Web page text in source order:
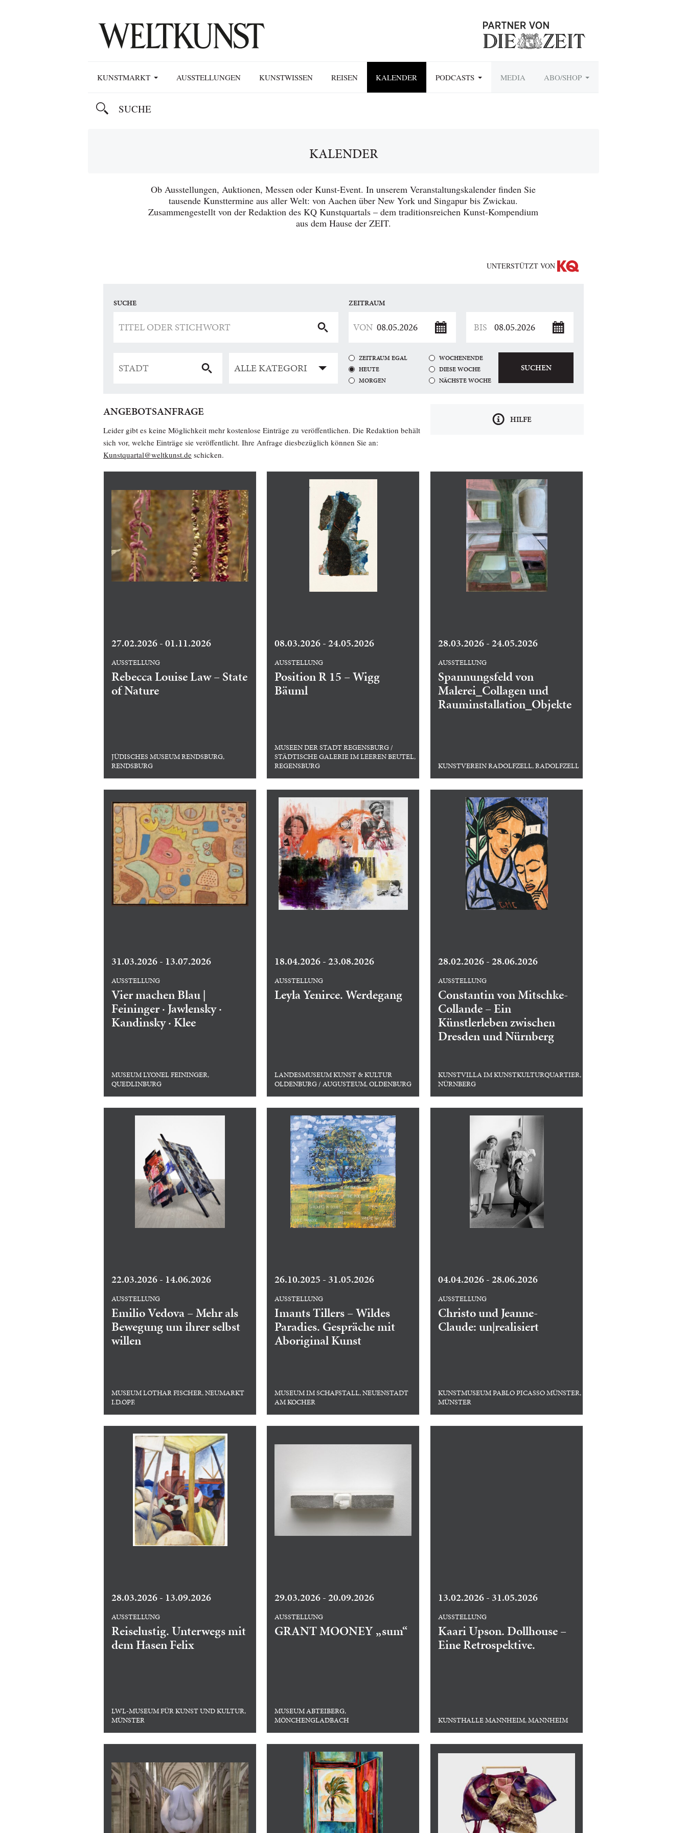
KUNSTMARKT AUSSTELLUNGEN KUNSTWISSEN REISEN KALENDER PODCASTS MEDIA ABO/SHOP
KALENDER
Ob Ausstellungen, Auktionen, Messen oder Kunst-Event. In unserem Veranstaltungskalender finden Sie
tausende Kunsttermine aus aller Welt: von Aachen über New York und Singapur bis Zwickau.
Zusammengestellt von der Redaktion des KQ Kunstquartals – dem traditionsreichen Kunst-Kompendium
aus dem Hause der ZEIT.
UNTERSTÜTZT VON
SUCHE ZEITRAUM
ZEITRAUM EGAL
HEUTE
MORGEN
WOCHENENDE
DIESE WOCHE
NÄCHSTE WOCHE
SUCHEN
ANGEBOTSANFRAGE
Leider gibt es keine Möglichkeit mehr kostenlose Einträge zu veröffentlichen. Die Redaktion behält
sich vor, welche Einträge sie veröffentlicht. Ihre Anfrage diesbezüglich können Sie an:
Kunstquartal@weltkunst.de schicken.
HILFE
27.02.2026 - 01.11.2026
AUSSTELLUNG
Rebecca Louise Law – State
of Nature
JÜDISCHES MUSEUM RENDSBURG,
RENDSBURG
08.03.2026 - 24.05.2026
AUSSTELLUNG
Position R 15 – Wigg
Bäuml
MUSEEN DER STADT REGENSBURG /
STÄDTISCHE GALERIE IM LEEREN BEUTEL,
REGENSBURG
28.03.2026 - 24.05.2026
AUSSTELLUNG
Spannungsfeld von
Malerei_Collagen und
Rauminstallation_Objekte
KUNSTVEREIN RADOLFZELL, RADOLFZELL
31.03.2026 - 13.07.2026
AUSSTELLUNG
Vier machen Blau |
Feininger · Jawlensky ·
Kandinsky · Klee
MUSEUM LYONEL FEININGER,
QUEDLINBURG
18.04.2026 - 23.08.2026
AUSSTELLUNG
Leyla Yenirce. Werdegang
LANDESMUSEUM KUNST & KULTUR
OLDENBURG / AUGUSTEUM, OLDENBURG
28.02.2026 - 28.06.2026
AUSSTELLUNG
Constantin von Mitschke-
Collande – Ein
Künstlerleben zwischen
Dresden und Nürnberg
KUNSTVILLA IM KUNSTKULTURQUARTIER,
NÜRNBERG
22.03.2026 - 14.06.2026
AUSSTELLUNG
Emilio Vedova – Mehr als
Bewegung um ihrer selbst
willen
MUSEUM LOTHAR FISCHER, NEUMARKT
I.D.OPF.
26.10.2025 - 31.05.2026
AUSSTELLUNG
Imants Tillers – Wildes
Paradies. Gespräche mit
Aboriginal Kunst
MUSEUM IM SCHAFSTALL, NEUENSTADT
AM KOCHER
04.04.2026 - 28.06.2026
AUSSTELLUNG
Christo und Jeanne-
Claude: un|realisiert
KUNSTMUSEUM PABLO PICASSO MÜNSTER,
MÜNSTER
28.03.2026 - 13.09.2026
AUSSTELLUNG
Reiselustig. Unterwegs mit
dem Hasen Felix
LWL-MUSEUM FÜR KUNST UND KULTUR,
MÜNSTER
29.03.2026 - 20.09.2026
AUSSTELLUNG
GRANT MOONEY „sum“
MUSEUM ABTEIBERG,
MÖNCHENGLADBACH
13.02.2026 - 31.05.2026
AUSSTELLUNG
Kaari Upson. Dollhouse –
Eine Retrospektive.
KUNSTHALLE MANNHEIM, MANNHEIM